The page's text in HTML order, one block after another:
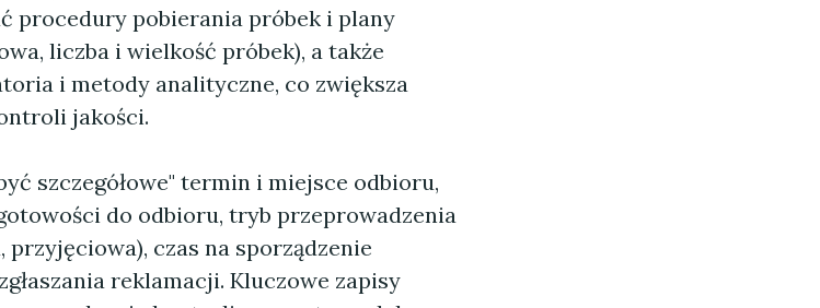
procedury pobierania próbek i plany
liczba i wielkość próbek), a także
i metody analityczne, co zwiększa
jakości.
szczegółowe" termin i miejsce odbioru,
do odbioru, tryb przeprowadzenia
przyjęciowa), czas na sporządzenie
reklamacji. Kluczowe zapisy